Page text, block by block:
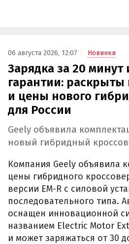
06 августа 2026, 12:07 Новинки
Зарядка за 20 минут
гарантии: раскрыты
и цены нового
для России
Geely объявила
новый гибридный
Компания Geely объявила
цены гибридного
версии EM-R с силовой
последовательного типа.
оснащен инновационной
названием Electric Motor
и может заряжаться от 30